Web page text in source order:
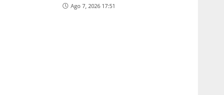
Ago 7, 2026 17:51